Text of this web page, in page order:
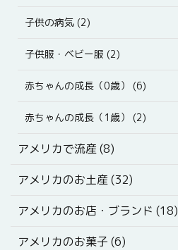
子供の病気 (2)
子供服・ベビー服 (2)
赤ちゃんの成長（0歳） (6)
赤ちゃんの成長（1歳） (2)
アメリカで流産 (8)
アメリカのお土産 (32)
アメリカのお店・ブランド (18)
アメリカのお菓子 (6)